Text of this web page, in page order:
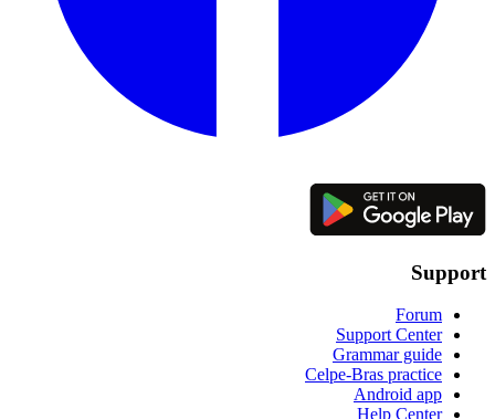
Support
Forum
Support Center
Grammar guide
Celpe-Bras practice
Android app
Help Center